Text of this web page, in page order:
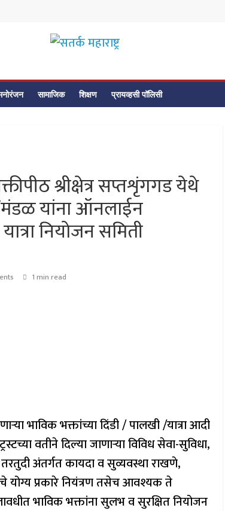
सतर्क
महाराष्ट्र
सामाजिक शिक्षण प्रायव्हसी पॉलिसी
श्रीक्षेत्र सप्तशृंगगड येथे
/मंडळ यांना ऑनलाईन
नियोजन समिती
1 min read
भाविक भक्तांच्या दिंडी / पालखी /यात्रा आदी
वतीने दिल्या जाणाऱ्या विविध सेवा-सुविधा,
अंतर्गत कायदा व सुव्यवस्था राखणे,
योग्य प्रकारे नियंत्रण तसेच आवश्यक ते
भाविक भक्तांना सुलभ व सुरक्षित नियोजन